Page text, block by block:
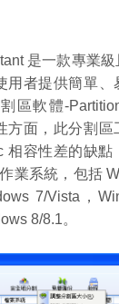
是一款專業
用者提供簡單、
區軟體-
方面，此分割區
相容性差的缺點
業系統，包括
7/Vista，
8/8.1。